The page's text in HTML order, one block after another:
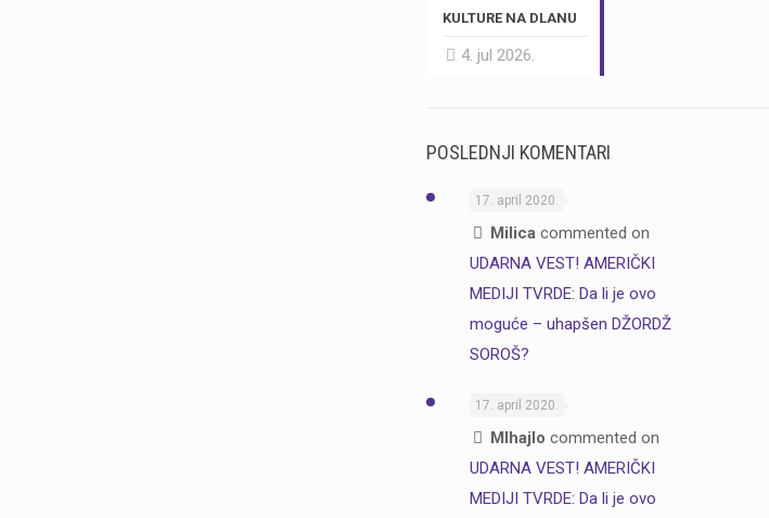
KULTURE NA DLANU
4. jul 2026.
POSLEDNJI KOMENTARI
17. april 2020.
Milicacommented on
UDARNA VEST! AMERIČKI
MEDIJI TVRDE: Da li je ovo
moguće – uhapšen DŽORDŽ
SOROŠ?
17. april 2020.
MIhajlo commented on
UDARNA VEST! AMERIČKI
MEDIJI TVRDE: Da li je ovo